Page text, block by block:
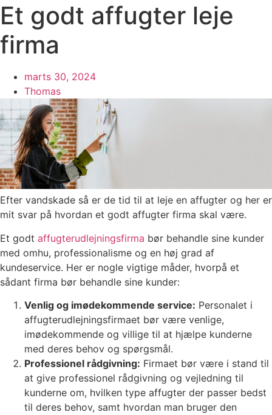
Et godt affugter leje
firma
marts 30, 2024
Thomas
Efter vandskade så er de tid til at leje en affugter og her er
mit svar på hvordan et godt affugter firma skal være.
Et godt affugterudlejningsfirma bør behandle sine kunder
med omhu, professionalisme og en høj grad af
kundeservice. Her er nogle vigtige måder, hvorpå et
sådant firma bør behandle sine kunder:
Venlig og imødekommende service: Personalet i
affugterudlejningsfirmaet bør være venlige,
imødekommende og villige til at hjælpe kunderne
med deres behov og spørgsmål.
Professionel rådgivning: Firmaet bør være i stand til
at give professionel rådgivning og vejledning til
kunderne om, hvilken type affugter der passer bedst
til deres behov, samt hvordan man bruger den